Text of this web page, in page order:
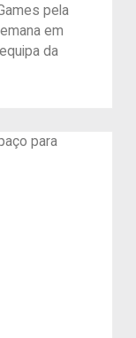
pela
em
da